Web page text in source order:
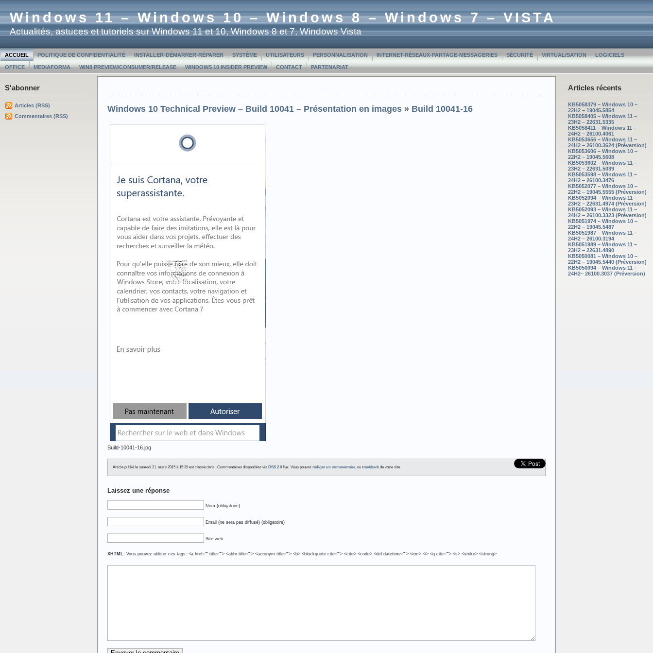
Windows 11 – Windows 10 – Windows 8 – Windows 7 – VISTA
Actualités, astuces et tutoriels sur Windows 11 et 10, Windows 8 et 7, Windows Vista
ACCUEIL POLITIQUE DE CONFIDENTIALITÉ INSTALLER-DÉMARRER-RÉPARER SYSTÈME UTILISATEURS PERSONNALISATION INTERNET-RÉSEAUX-PARTAGE-MESSAGERIES SÉCURITÉ VIRTUALISATION LOGICIELS
OFFICE MEDIAFORMA WIN8 PREVIEW/CONSUMER/RELEASE WINDOWS 10 INSIDER PREVIEW CONTACT PARTENARIAT
S'abonner
Articles (RSS)
Commentaires (RSS)
Articles récents
KB5058379 – Windows 10 –
22H2 – 19045.5854
KB5058405 – Windows 11 –
23H2 – 22631.5335
KB5058411 – Windows 11 –
24H2 – 26100.4061
KB5053656 – Windows 11 –
24H2 – 26100.3624 (Préversion)
KB5053606 – Windows 10 –
22H2 – 19045.5608
KB5053602 – Windows 11 –
23H2 – 22631.5039
KB5053598 – Windows 11 –
24H2 – 26100.3476
KB5052077 – Windows 10 –
22H2 – 19045.5555 (Préversion)
KB5052094 – Windows 11 –
23H2 – 22631.4974 (Préversion)
KB5052093 – Windows 11 –
24H2 – 26100.3323 (Préversion)
KB5051974 – Windows 10 –
22H2 – 19045.5487
KB5051987 – Windows 11 –
24H2 – 26100.3194
KB5051989 – Windows 11 –
23H2 – 22631.4890
KB5050081 – Windows 10 –
22H2 – 19045.5440 (Préversion)
KB5050094 – Windows 11 –
24H2– 26100.3037 (Préversion)
Windows 10 Technical Preview – Build 10041 – Présentation en images » Build 10041-16
Build-10041-16.jpg
Article publié le samedi 21. mars 2015 à 15:39 est classé dans . Commentaires disponibles via RSS 2.0 flux. Vous pouvez rédiger un commentaire , ou trackback de votre site.
Laissez une réponse
Nom (obligatoire)
Email (ne sera pas diffusé) (obligatoire)
Site web
XHTML: Vous pouvez utiliser ces tags: <a href="" title=""> <abbr title=""> <acronym title=""> <b> <blockquote cite=""> <cite> <code> <del datetime=""> <em> <i> <q cite=""> <s> <strike> <strong>